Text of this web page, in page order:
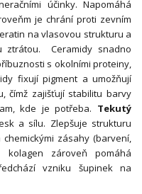
účinky. Napomáhá
je chrání proti zevním
na vlasovou strukturu a
ztrátou. Ceramidy snadno
s okolními proteiny,
fixují pigment a umožňují
čímž zajišťují stabilitu barvy
kde je potřeba. Tekutý
a sílu. Zlepšuje strukturu
zásahy (barvení,
kolagen zároveň pomáhá
vzniku šupinek na